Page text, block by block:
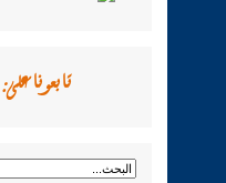
تابعونا على: